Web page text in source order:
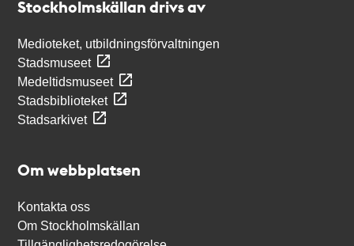
Stockholmskällan drivs av
Medioteket, utbildningsförvaltningen
Stadsmuseet
Medeltidsmuseet
Stadsbiblioteket
Stadsarkivet
Om webbplatsen
Kontakta oss
Om Stockholmskällan